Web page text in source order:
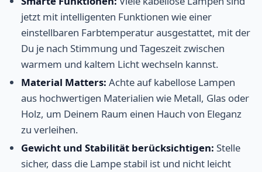
jetzt mit intelligenten Funktionen wie einer
einstellbaren Farbtemperatur ausgestattet, mit der
Du je nach Stimmung und Tageszeit zwischen
warmem und kaltem Licht wechseln kannst.
Material Matters: Achte auf kabellose Lampen
aus hochwertigen Materialien wie Metall, Glas oder
Holz, um Deinem Raum einen Hauch von Eleganz
zu verleihen.
Gewicht und Stabilität berücksichtigen: Stelle
sicher, dass die Lampe stabil ist und nicht leicht